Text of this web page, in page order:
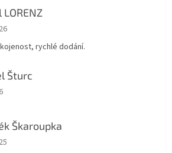
obchodu je 5 z 5 hvězdiček.
rychlé dodání.
Šturc
obchodu je 5 z 5 hvězdiček.
Škaroupka
obchodu je 5 z 5 hvězdiček.